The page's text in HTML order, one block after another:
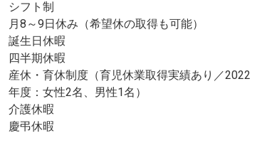
シフト制
月8～9日休み（希望休の取得も可能）
誕生日休暇
四半期休暇
産休・育休制度（育児休業取得実績あり／2022
年度：女性2名、男性1名）
介護休暇
慶弔休暇